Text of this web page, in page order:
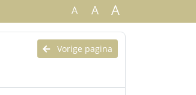
A A A
Vorige pagina